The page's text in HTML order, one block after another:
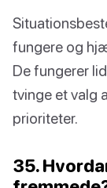
fungere og
De fungerer
tvinge et valg
prioriteter.
35.